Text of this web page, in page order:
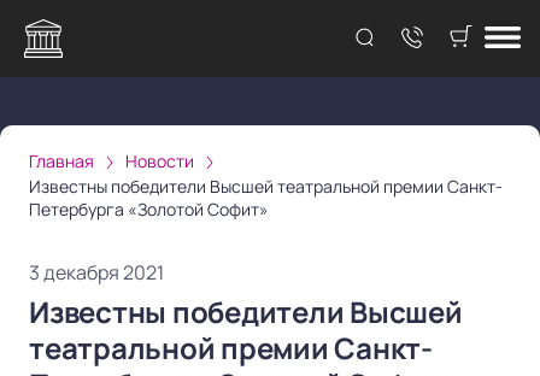
Главная
Новости
Известны победители Высшей театральной премии Санкт-
Петербурга «Золотой Софит»
3 декабря 2021
Известны победители Высшей
театральной премии Санкт-